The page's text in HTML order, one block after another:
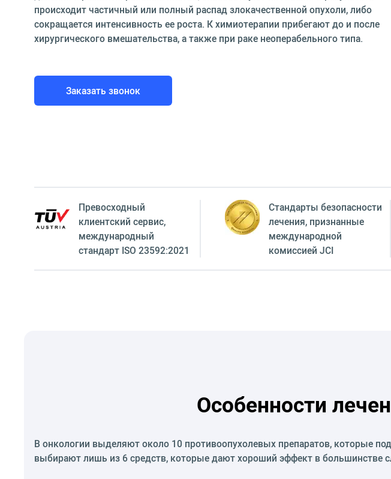
происходит частичный или полный распад злокачественной опухоли, либо
сокращается интенсивность ее роста. К химиотерапии прибегают до и после
хирургического вмешательства, а также при раке неоперабельного типа.
Заказать звонок
Превосходный
клиентский сервиc,
международный
стандарт ISO 23592:2021
Стандарты безопасности
лечения, признанные
международной
комиссией JCI
Особенности
В онкологии выделяют около 10 противоопухолевых препаратов, которые
выбирают лишь из 6 средств, которые дают хороший эффект в большинстве